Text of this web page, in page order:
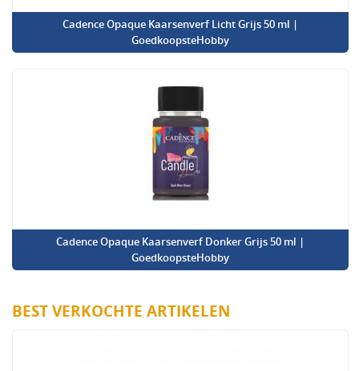
Cadence Opaque Kaarsenverf Licht Grijs 50 ml |
GoedkoopsteHobby
Cadence Opaque Kaarsenverf Donker Grijs 50 ml |
GoedkoopsteHobby
BEST VERKOCHTE ARTIKELEN